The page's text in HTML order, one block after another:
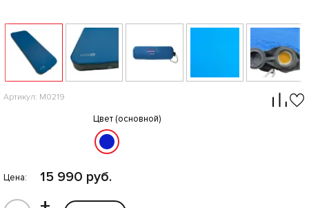
Артикул: M0219
Цвет (основной)
Цена: 15 990 руб.